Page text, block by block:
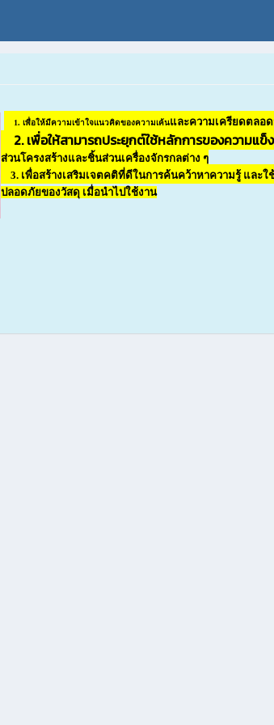
1. เพื่อให้มีความเข้าใจแนวคิดของความเค้นและความเครียดตลอ
2. เพื่อให้สามารถประยุกต์ใช้หลักการของความแข็
ส่วนโครงสร้างและชิ้นส่วนเครื่องจักรกลต่าง ๆ
3. เพื่อสร้างเสริมเจตคติที่ดีในการค้นคว้าหาความรู้ และ
ปลอดภัยของวัสดุ เมื่อนำไปใช้งาน